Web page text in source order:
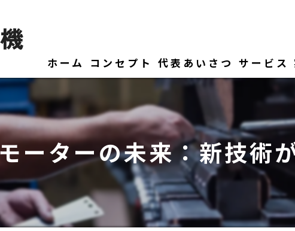
ホーム コンセプト 代表あいさつ サービス
ーターの未来：新技術